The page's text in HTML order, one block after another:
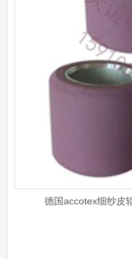
德国accotex细纱皮